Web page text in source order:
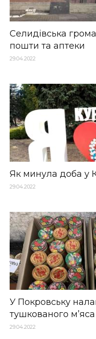
Селидівська
пошти та аптеки
29.04.2022
Як минула доба у
29.04.2022
У Покровську
тушкованого м’яса
29.04.2022